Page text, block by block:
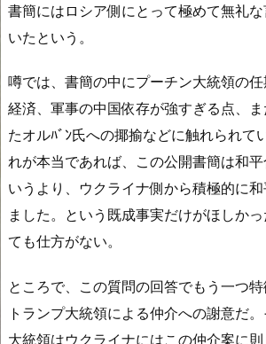
書簡にはロシア側にとって極めて無礼
いたという。
噂では、書簡の中にプーチン大統領の任
経済、軍事の中国依存が強すぎる点、
たオルﾊﾞﾝ氏への揶揄などに触れられて
れが本当であれば、この公開書簡は和
いうより、ウクライナ側から積極的に
ました。という既成事実だけがほしか
ても仕方がない。
ところで、この質問の回答でもう一つ特
トランプ大統領による仲介への謝意だ
大統領はウクライナにはこの仲介案に